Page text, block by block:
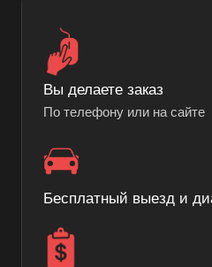
Вы делаете заказ
По телефону или на сайте
Бесплатный выезд и